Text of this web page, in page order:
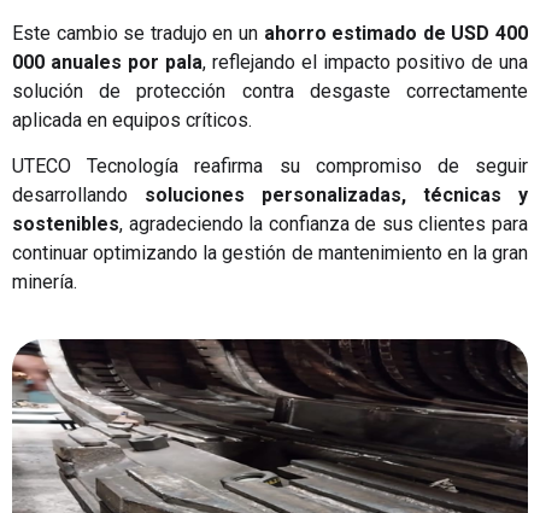
Este cambio se tradujo en un ahorro estimado de USD 400
000 anuales por pala, reflejando el impacto positivo de una
solución de protección contra desgaste correctamente
aplicada en equipos críticos.
UTECO Tecnología reafirma su compromiso de seguir
desarrollando soluciones personalizadas, técnicas y
sostenibles, agradeciendo la confianza de sus clientes para
continuar optimizando la gestión de mantenimiento en la gran
minería.